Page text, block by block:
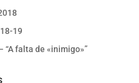
19
“A falta de «inimigo»”